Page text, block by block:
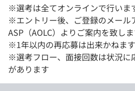
※選考は全てオンラインで行いま
※エントリー後、ご登録のメール
ASP（AOLC）よりご案内を致しま
※1年以内の再応募は出来かねま
※選考フロー、面接回数は状況に
があります